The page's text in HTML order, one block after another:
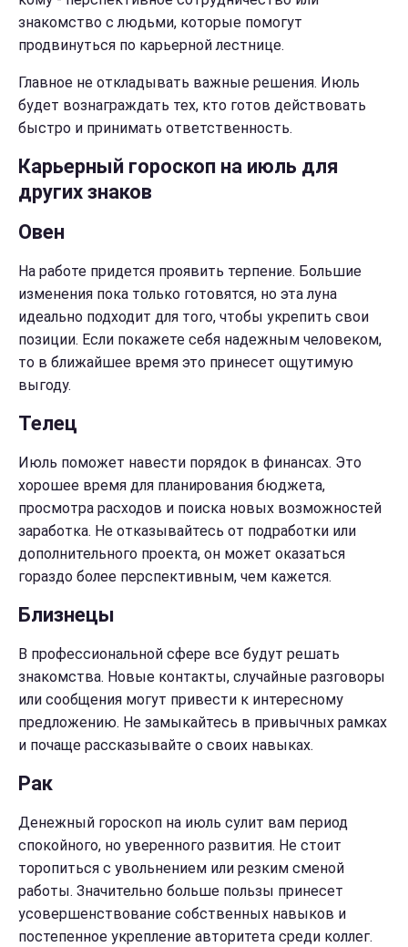
знакомство с людьми, которые помогут
продвинуться по карьерной лестнице.
Главное не откладывать важные решения. Июль
будет вознаграждать тех, кто готов действовать
быстро и принимать ответственность.
Карьерный гороскоп на июль для
других знаков
Овен
На работе придется проявить терпение. Большие
изменения пока только готовятся, но эта луна
идеально подходит для того, чтобы укрепить свои
позиции. Если покажете себя надежным человеком,
то в ближайшее время это принесет ощутимую
выгоду.
Телец
Июль поможет навести порядок в финансах. Это
хорошее время для планирования бюджета,
просмотра расходов и поиска новых возможностей
заработка. Не отказывайтесь от подработки или
дополнительного проекта, он может оказаться
гораздо более перспективным, чем кажется.
Близнецы
В профессиональной сфере все будут решать
знакомства. Новые контакты, случайные разговоры
или сообщения могут привести к интересному
предложению. Не замыкайтесь в привычных рамках
и почаще рассказывайте о своих навыках.
Рак
Денежный гороскоп на июль сулит вам период
спокойного, но уверенного развития. Не стоит
торопиться с увольнением или резким сменой
работы. Значительно больше пользы принесет
усовершенствование собственных навыков и
постепенное укрепление авторитета среди коллег.